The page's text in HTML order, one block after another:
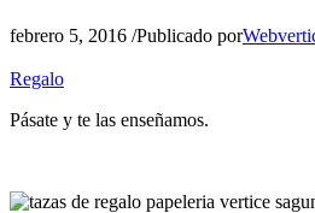
febrero 5, 2016 /Publicado por
Regalo
Pásate y te las enseñamos.